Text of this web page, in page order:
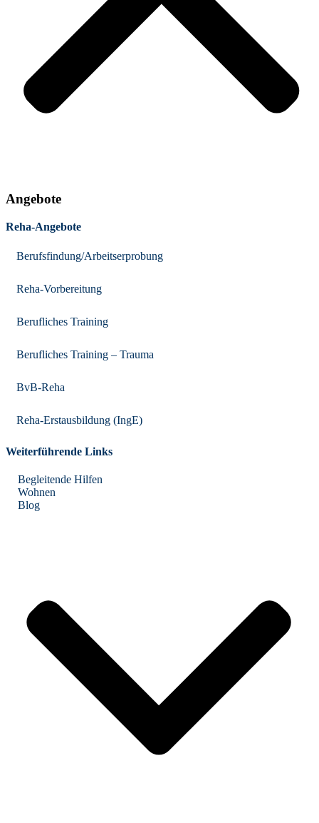
Angebote
Reha-Angebote
Berufsfindung/Arbeitserprobung
Reha-Vorbereitung
Berufliches Training
Berufliches Training – Trauma
BvB-Reha
Reha-Erstausbildung (IngE)
Weiterführende Links
Begleitende Hilfen
Wohnen
Blog